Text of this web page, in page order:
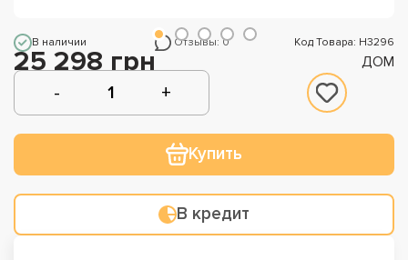
В наличии Отзывы: 0 Код Товара: Н3296
25 298 грн ДОМ
Купить
В кредит